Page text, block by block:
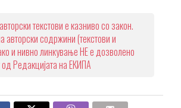
текстови е казниво со закон.
авторски содржини (текстови и
и нивно линкување НЕ е дозволено
Редакцијата на ЕКИПА